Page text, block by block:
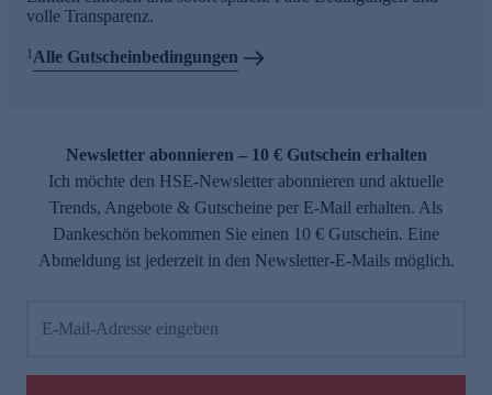
volle Transparenz.
1 Alle Gutscheinbedingungen
Newsletter abonnieren – 10 € Gutschein erhalten
Ich möchte den HSE-Newsletter abonnieren und aktuelle
Trends, Angebote & Gutscheine per E-Mail erhalten. Als
Dankeschön bekommen Sie einen 10 € Gutschein. Eine
Abmeldung ist jederzeit in den Newsletter-E-Mails möglich.
E-Mail-Adresse eingeben